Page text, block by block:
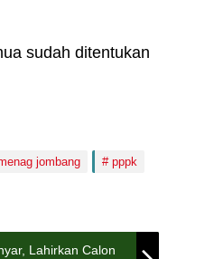
sudah ditentukan
jombang pppk
Lahirkan Calon